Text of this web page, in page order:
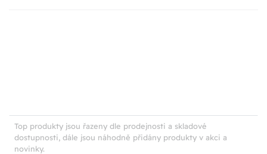
Top produkty jsou řazeny dle prodejnosti a skladové
dostupnosti, dále jsou náhodně přidány produkty v akci a
novinky.